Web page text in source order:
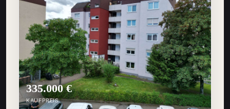
335.000 €
KAUFPREIS